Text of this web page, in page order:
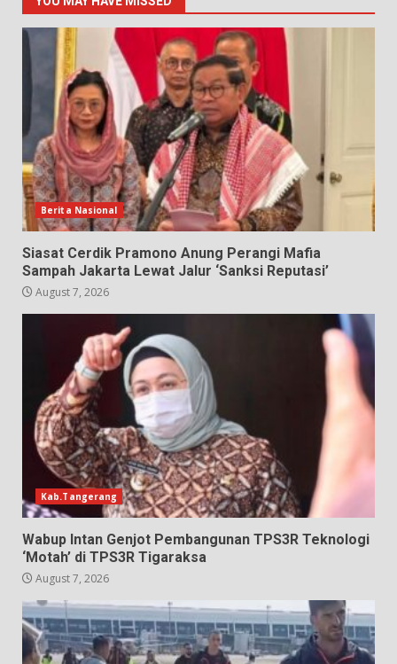
Berita Nasional
Siasat Cerdik Pramono Anung Perangi Mafia
Sampah Jakarta Lewat Jalur ‘Sanksi Reputasi’
August 7, 2026
Kab.Tangerang
Wabup Intan Genjot Pembangunan TPS3R Teknologi
‘Motah’ di TPS3R Tigaraksa
August 7, 2026